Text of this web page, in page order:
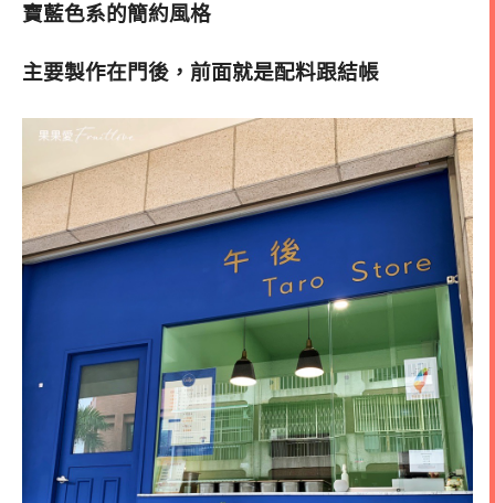
寶藍色系的簡約風格
主要製作在門後，前面就是配料跟結帳